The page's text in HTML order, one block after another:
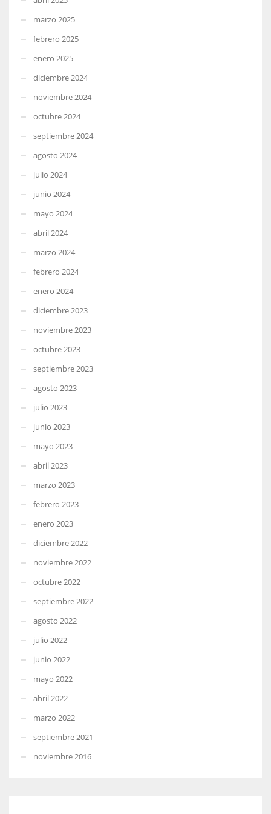
marzo 2025
febrero 2025
enero 2025
diciembre 2024
noviembre 2024
octubre 2024
septiembre 2024
agosto 2024
julio 2024
junio 2024
mayo 2024
abril 2024
marzo 2024
febrero 2024
enero 2024
diciembre 2023
noviembre 2023
octubre 2023
septiembre 2023
agosto 2023
julio 2023
junio 2023
mayo 2023
abril 2023
marzo 2023
febrero 2023
enero 2023
diciembre 2022
noviembre 2022
octubre 2022
septiembre 2022
agosto 2022
julio 2022
junio 2022
mayo 2022
abril 2022
marzo 2022
septiembre 2021
noviembre 2016